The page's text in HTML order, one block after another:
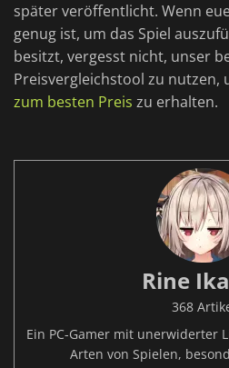
später veröffentlicht. Wenn
genug ist, um das Spiel
besitzt, vergesst nicht, unser
Preisvergleichstool zu nutzen,
zum besten Preis zu erhalten.
Rine
368
Ein PC-Gamer mit unerwiderter
Arten von Spielen,